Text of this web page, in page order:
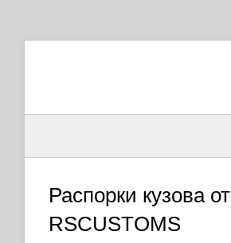
Распорки кузова от
RSCUSTOMS